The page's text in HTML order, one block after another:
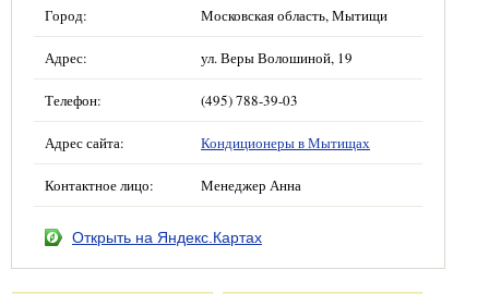
Город: Московская область, Мытищи
Адрес: ул. Веры Волошиной, 19
Телефон: (495) 788-39-03
Адрес сайта: Кондиционеры в Мытищах
Контактное лицо: Менеджер Анна
Открыть на Яндекс.Картах